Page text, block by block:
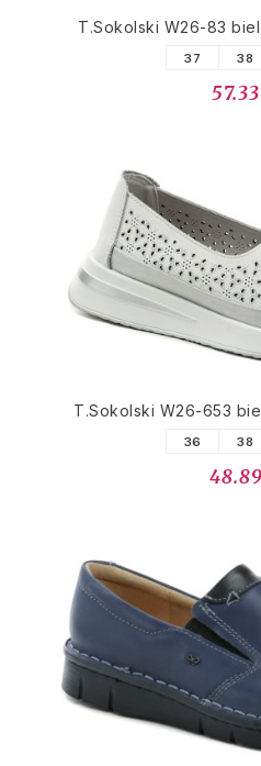
T.Sokolski W26-83
37 38
T.Sokolski W26-653
36 38